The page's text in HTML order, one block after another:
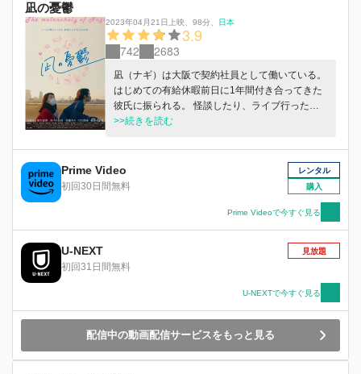
凪の憂鬱
2023年04月21日上映 98分 日本
3.9
742 2683
凪（ナギ）は大阪で契約社員として働いている。
はじめての有給休暇前日に1年間付き合ってきた
彼氏に振られる。 怪談したり、ライブ行った
り、ゲートボールしたり、昔好きだった人に再会
有給休暇は過ぎていく
>>続きを読む
Prime Video
初回30日間無料
レンタル
購入
Prime Videoで今すぐ見る
U-NEXT
初回31日間無料
見放題
U-NEXTで今すぐ見る
配信中の動画配信サービスをもっと見る